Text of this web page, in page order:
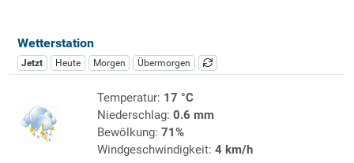
Wetterstation
Jetzt Heute Morgen Übermorgen
Temperatur: 17 °C
Niederschlag: 0.6 mm
Bewölkung: 71%
Windgeschwindigkeit: 4 km/h